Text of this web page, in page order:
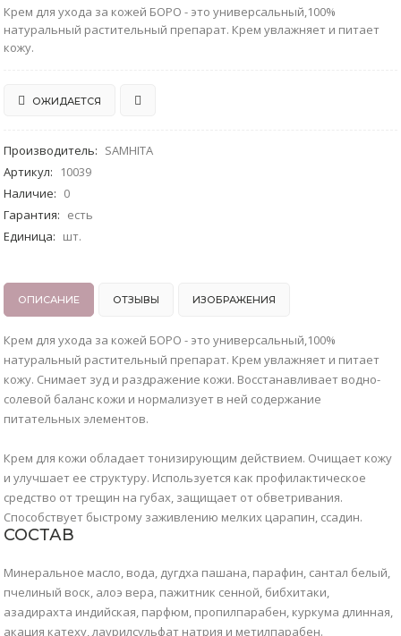
Крем для ухода за кожей БОРО - это универсальный,100%
натуральный растительный препарат. Крем увлажняет и питает
кожу.
ОЖИДАЕТСЯ
Производитель: SAMHITA
Артикул:
10039
Наличие: 0
Гарантия: есть
Единица: шт.
ОПИСАНИЕ ОТЗЫВЫ ИЗОБРАЖЕНИЯ
Крем для ухода за кожей БОРО - это универсальный,100%
натуральный растительный препарат. Крем увлажняет и питает
кожу. Снимает зуд и раздражение кожи. Восстанавливает водно-
солевой баланс кожи и нормализует в ней содержание
питательных элементов.
Крем для кожи обладает тонизирующим действием. Очищает кожу
и улучшает ее структуру. Используется как профилактическое
средство от трещин на губах, защищает от обветривания.
Способствует быстрому заживлению мелких царапин, ссадин.
СОСТАВ
Минеральное масло, вода, дугдха пашана, парафин, сантал белый,
пчелиный воск, алоэ вера, пажитник сенной, бибхитаки,
азадирахта индийская, парфюм, пропилпарабен, куркума длинная,
акация катеху, лаурилсульфат натрия и метилпарабен.